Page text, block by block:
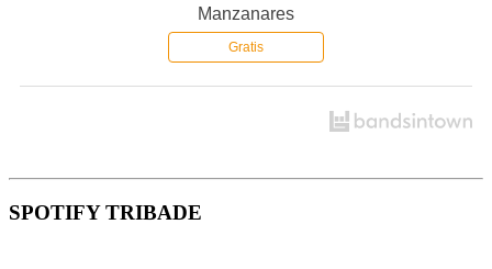
Manzanares
Gratis
SPOTIFY TRIBADE